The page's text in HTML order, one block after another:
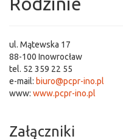
ul. Mątewska 17
88-100 Inowrocław
tel. 52 359 22 55
e-mail: biuro@pcpr-ino.pl
www: www.pcpr-ino.pl
Załączniki